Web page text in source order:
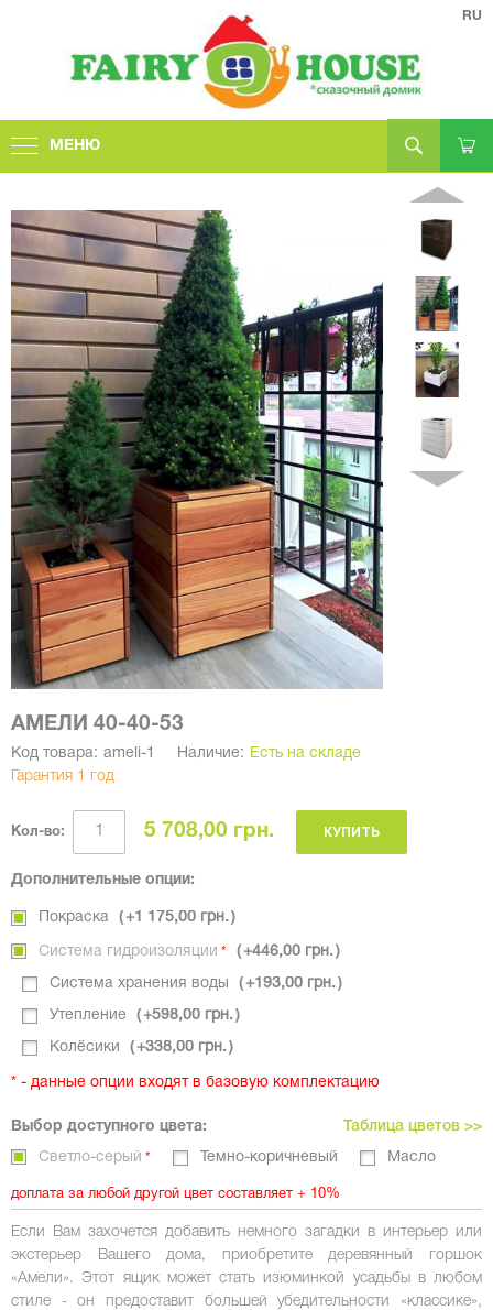
МЕНЮ
RU
АМЕЛИ 40-40-53
Код товара: ameli-1 Наличие:
Есть на складе
Гарантия 1 год
Кол-во: 5 708,00 грн. КУПИТЬ
Дополнительные опции:
Покраска +1 175,00 грн.
Система гидроизоляции +446,00 грн.
Система хранения воды +193,00 грн.
Утепление +598,00 грн.
Колёсики +338,00 грн.
* - данные опции входят в базовую комплектацию
Выбор доступного цвета: Таблица цветов >>
Cветло-серый Темно-коричневый Масло
доплата за любой другой цвет составляет + 10%
Если Вам захочется добавить немного загадки в интерьер или
экстерьер Вашего дома, приобретите деревянный горшок
«Амели». Этот ящик может стать изюминкой усадьбы в любом
стиле - он предоставит большей убедительности «классике»,